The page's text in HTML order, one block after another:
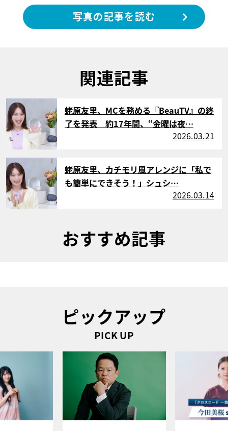
写真の記事を読む
関連記事
サムネイル
蛯原友里、MCを務める『BeauTV』の終
了を発表 約17年間、“金曜は夜…
2026.03.21
蛯原友里、カチモリ風アレンジに「私で
も簡単にできそう！」シュシ…
2026.03.14
おすすめ記事
ピックアップ
PICK UP